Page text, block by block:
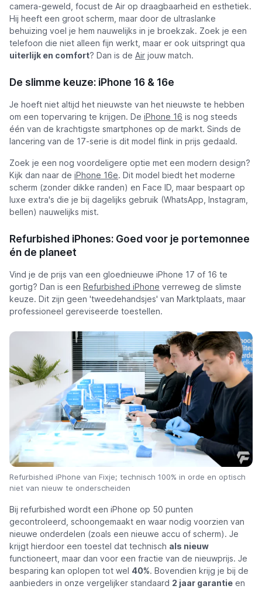
camera-geweld, focust de Air op draagbaarheid en esthetiek.
Hij heeft een groot scherm, maar door de ultraslanke
behuizing voel je hem nauwelijks in je broekzak. Zoek je een
telefoon die niet alleen fijn werkt, maar er ook uitspringt qua
uiterlijk en comfort? Dan is de Air jouw match.
De slimme keuze: iPhone 16 & 16e
Je hoeft niet altijd het nieuwste van het nieuwste te hebben
om een topervaring te krijgen. De iPhone 16 is nog steeds
één van de krachtigste smartphones op de markt. Sinds de
lancering van de 17-serie is dit model flink in prijs gedaald.
Zoek je een nog voordeligere optie met een modern design?
Kijk dan naar de iPhone 16e. Dit model biedt het moderne
scherm (zonder dikke randen) en Face ID, maar bespaart op
luxe extra's die je bij dagelijks gebruik (WhatsApp, Instagram,
bellen) nauwelijks mist.
Refurbished iPhones: Goed voor je portemonnee
én de planeet
Vind je de prijs van een gloednieuwe iPhone 17 of 16 te
gortig? Dan is een Refurbished iPhone verreweg de slimste
keuze. Dit zijn geen 'tweedehandsjes' van Marktplaats, maar
professioneel gereviseerde toestellen.
Refurbished iPhone van Fixje; technisch 100% in orde en optisch
niet van nieuw te onderscheiden
Bij refurbished wordt een iPhone op 50 punten
gecontroleerd, schoongemaakt en waar nodig voorzien van
nieuwe onderdelen (zoals een nieuwe accu of scherm). Je
krijgt hierdoor een toestel dat technisch als nieuw
functioneert, maar dan voor een fractie van de nieuwprijs. Je
besparing kan oplopen tot wel 40%. Bovendien krijg je bij de
aanbieders in onze vergelijker standaard 2 jaar garantie en